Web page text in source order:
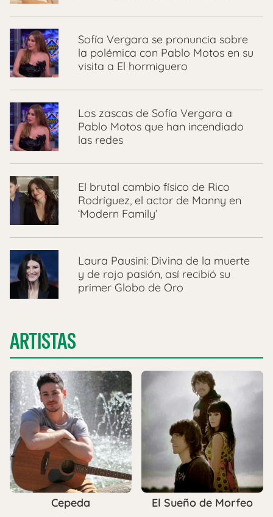
Sofía Vergara se pronuncia sobre
la polémica con Pablo Motos en su
visita a El hormiguero
Los zascas de Sofía Vergara a
Pablo Motos que han incendiado
las redes
El brutal cambio físico de Rico
Rodríguez, el actor de Manny en
‘Modern Family’
Laura Pausini: Divina de la muerte
y de rojo pasión, así recibió su
primer Globo de Oro
ARTISTAS
Cepeda El Sueño de Morfeo